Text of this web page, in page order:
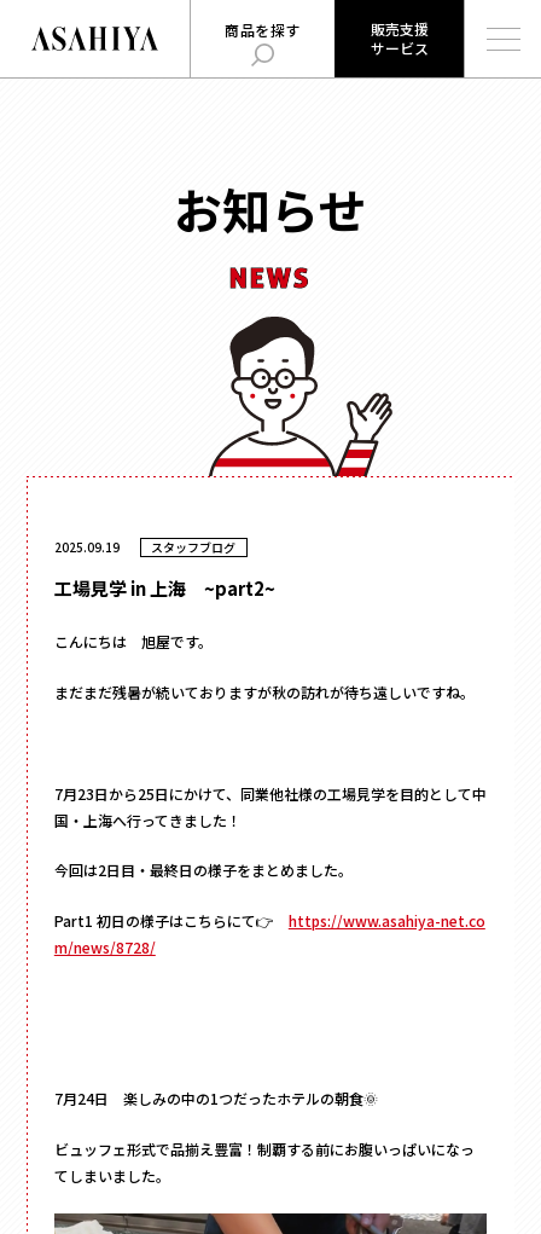
商品を探す
販売支援
サービス
ハコまじめさんに相談だ！
Q&A
ジュエリー
雑貨
フラワー
ウェディング・ブライダル
ギフト
アクセサリー
コスメ
アパレル
食品
フルーツ
お酒
お茶
ステイショナリー
保管箱
ゲーム
フォト
陶器
メガネ
玩具
電子機器
キーボックス
その他
形状 で探す
角箱
インロー式
BOOK型
バック型
カゴ型
開くタイプ
身箱のみ
Vカット
底ワンタッチ
スライド式
材質
紙
サテン
レザー
合成
ベロア
スエード
クリアケース
プラスチック
木箱
販売支援サービスとは
お知らせ
お問い合わせ
会社概要
採用情報
tel.095-882-1230
メールでお問い合わせ
お知らせ
NEWS
2025.09.19 スタッフブログ
こんにちは 旭屋です。
まだまだ残暑が続いておりますが秋の訪れが待ち遠しいですね。
7月23日から25日にかけて、同業他社様の工場見学を目的として中
国・上海へ行ってきました！
今回は2日目・最終日の様子をまとめました。
Part1 初日の様子はこちらにて👉 https://www.asahiya-net.co
m/news/8728/
7月24日 楽しみの中の1つだったホテルの朝食🌞
ビュッフェ形式で品揃え豊富！制覇する前にお腹いっぱいになっ
てしまいました。